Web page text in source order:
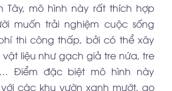
Tây, mô hình này rất thích hợp
muốn trải nghiệm cuộc sống
thi công thấp, bởi có thể xây
liệu như gạch giả tre nứa, tre
Điểm đặc biệt mô hình này
các khu vườn xanh mướt, ao